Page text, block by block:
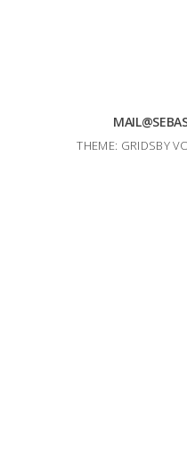
THEME: GRIDSBY